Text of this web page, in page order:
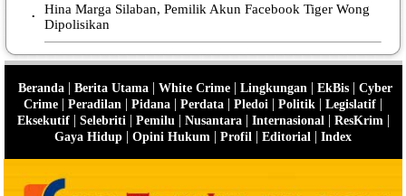
•
Hina Marga Silaban, Pemilik Akun Facebook Tiger Wong
Dipolisikan
Beranda| Berita Utama| White Crime| Lingkungan | EkBis| Cyber
Crime | Peradilan | Pidana | Perdata | Pledoi | Politik | Legislatif |
Eksekutif| Selebriti | Pemilu | Nusantara| Internasional | ResKrim |
Gaya Hidup | Opini Hukum | Profil | Editorial | Index